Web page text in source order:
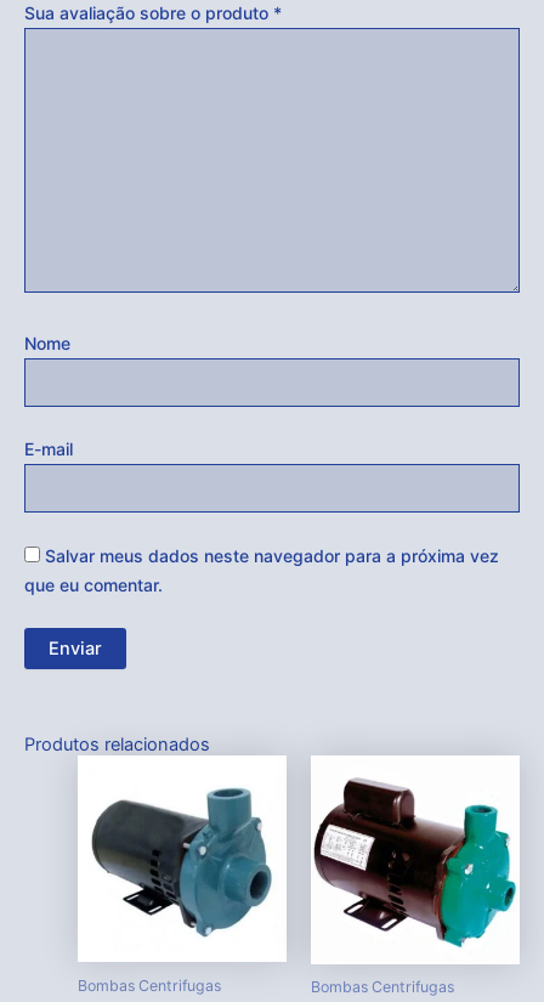
Sua avaliação sobre o produto *
Nome
E-mail
Salvar meus dados neste navegador para a próxima vez
que eu comentar.
Produtos relacionados
Bombas Centrifugas Bombas Centrifugas